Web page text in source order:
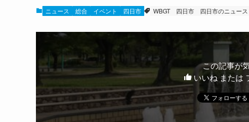
ニュース 総合 イベント 四日市 WBGT 四日市 四日市のニュース
この記事が
いいね または